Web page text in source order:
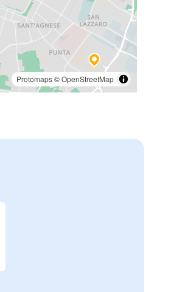
Protomaps©OpenStreetMap